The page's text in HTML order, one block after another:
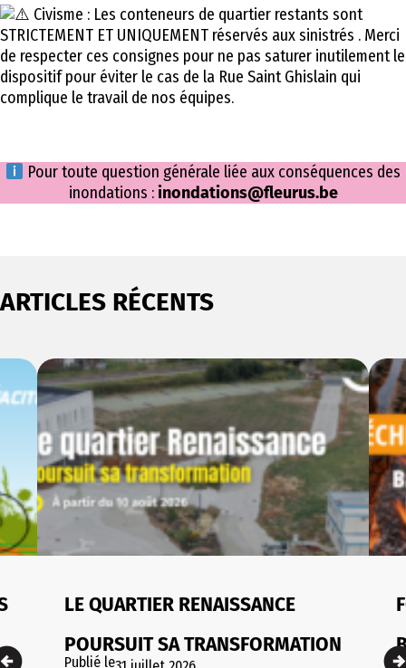
Civisme : Les conteneurs de quartier restants sont
STRICTEMENT ET UNIQUEMENT réservés aux sinistrés . Merci
de respecter ces consignes pour ne pas saturer inutilement le
dispositif pour éviter le cas de la Rue Saint Ghislain qui
complique le travail de nos équipes.
Pour toute question générale liée aux conséquences des
inondations :inondations@fleurus.be
ARTICLES RÉCENTS
LE QUARTIER RENAISSANCE
POURSUIT SA TRANSFORMATION
Publié le